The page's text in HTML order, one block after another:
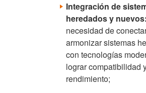
Integración de
heredados y nuevos:
necesidad de
armonizar sistemas
con tecnologías
lograr compatibilidad
rendimiento;